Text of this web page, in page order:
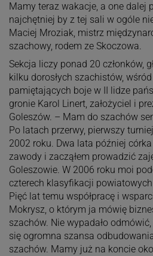
Mamy teraz wakacje, a one dalej
najchętniej by z tej sali w ogóle
Maciej Mroziak, mistrz
szachowy, rodem ze Skoczowa.
Sekcja liczy ponad 20 członków,
kilku dorosłych szachistów,
pamiętających boje w II lidze
gronie Karol Linert, założyciel i
Goleszów. – Mam do szachów
Po latach przerwy, pierwszy
2002 roku. Dwa lata później
zawody i zacząłem prowadzić
Goleszowie. W 2006 roku moi
czterech klasyfikacji
Pięć lat temu współpracę i
Mokrysz, o którym ja mówię
szachów. Nie wypadało
się ogromna szansa
szachów. Mamy już na koncie